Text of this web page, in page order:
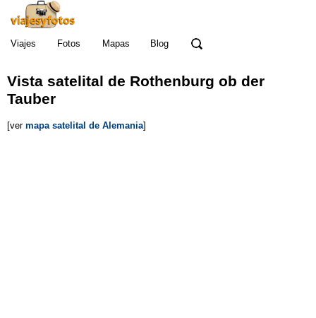
Viajes Fotos Mapas Blog
Vista satelital de Rothenburg ob der
Tauber
[ver mapa satelital de Alemania]